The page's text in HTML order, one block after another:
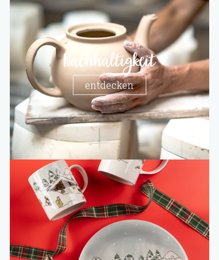
Nachhaltigkeit
entdecken